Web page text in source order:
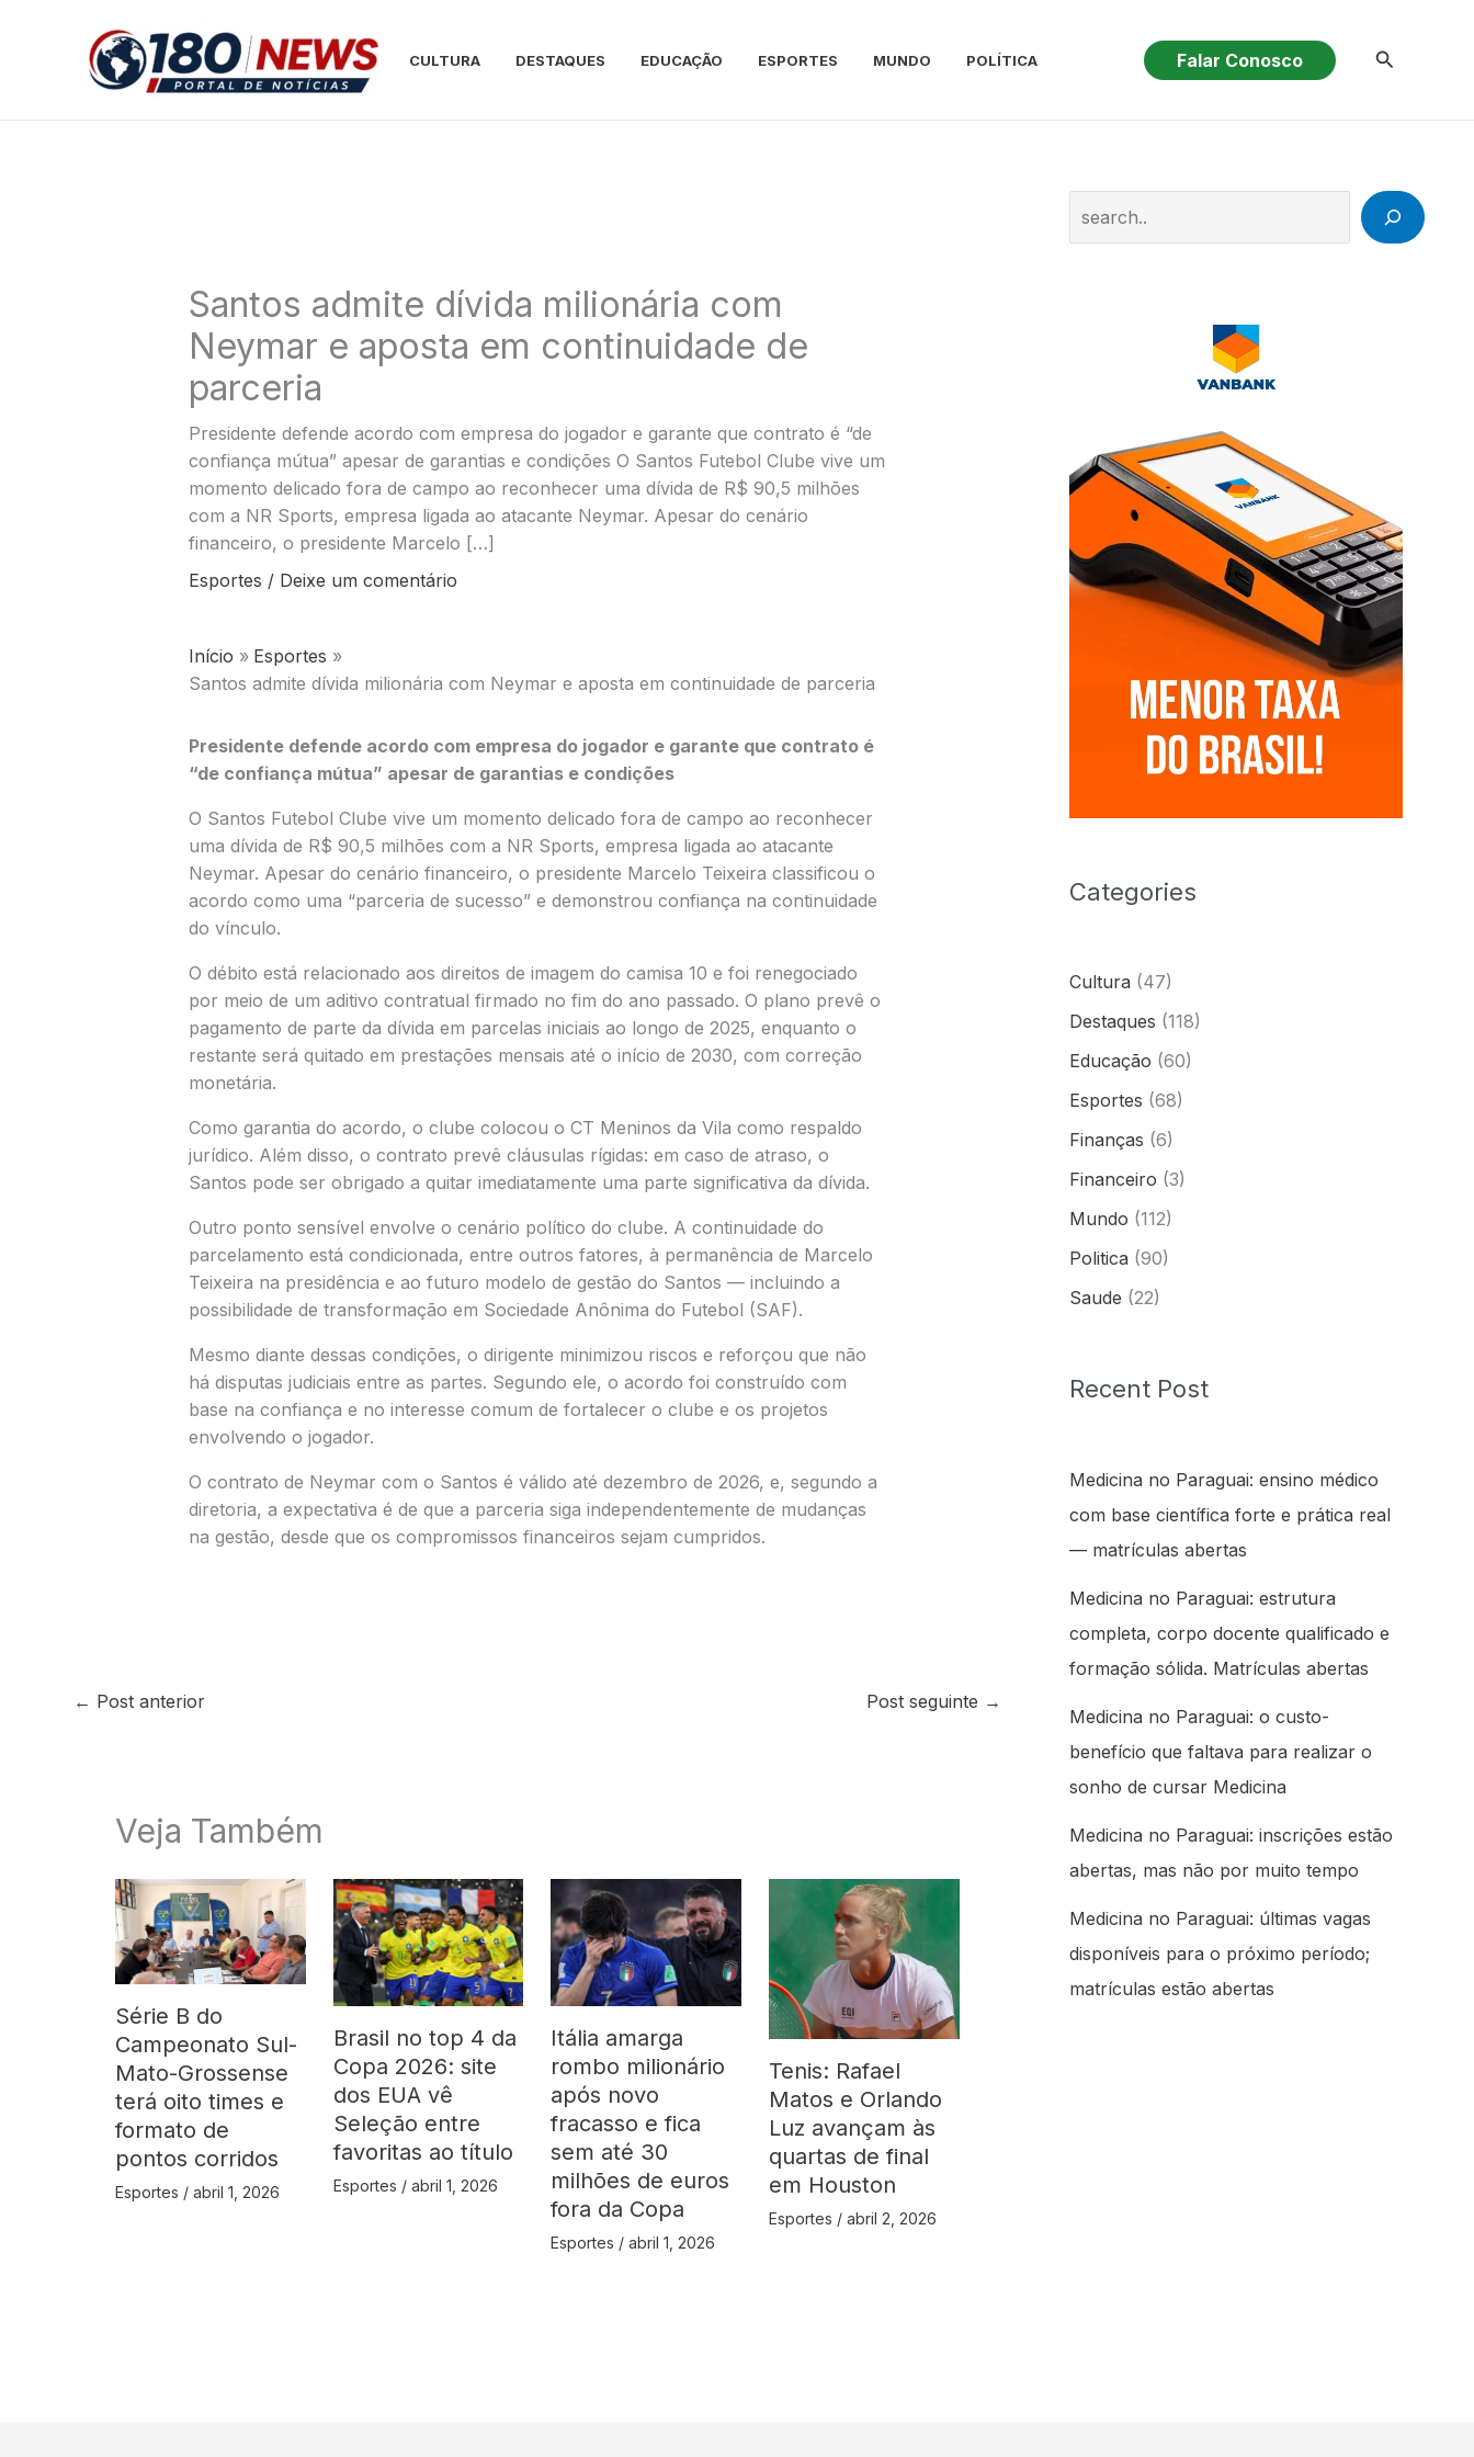
CULTURA DESTAQUES EDUCAÇÃO ESPORTES MUNDO POLÍTICA Falar Conosco Pesquisar
Santos admite dívida milionária com
Neymar e aposta em continuidade de
parceria
Presidente defende acordo com empresa do jogador e garante que contrato é “de
confiança mútua” apesar de garantias e condições O Santos Futebol Clube vive um
momento delicado fora de campo ao reconhecer uma dívida de R$ 90,5 milhões
com a NR Sports, empresa ligada ao atacante Neymar. Apesar do cenário
financeiro, o presidente Marcelo […]
Esportes / Deixe um comentário
Início
Esportes
Santos admite dívida milionária com Neymar e aposta em continuidade de parceria
Presidente defende acordo com empresa do jogador e garante que contrato é
“de confiança mútua” apesar de garantias e condições
O Santos Futebol Clube vive um momento delicado fora de campo ao reconhecer
uma dívida de R$ 90,5 milhões com a NR Sports, empresa ligada ao atacante
Neymar. Apesar do cenário financeiro, o presidente Marcelo Teixeira classificou o
acordo como uma “parceria de sucesso” e demonstrou confiança na continuidade
do vínculo.
O débito está relacionado aos direitos de imagem do camisa 10 e foi renegociado
por meio de um aditivo contratual firmado no fim do ano passado. O plano prevê o
pagamento de parte da dívida em parcelas iniciais ao longo de 2025, enquanto o
restante será quitado em prestações mensais até o início de 2030, com correção
monetária.
Como garantia do acordo, o clube colocou o CT Meninos da Vila como respaldo
jurídico. Além disso, o contrato prevê cláusulas rígidas: em caso de atraso, o
Santos pode ser obrigado a quitar imediatamente uma parte significativa da dívida.
Outro ponto sensível envolve o cenário político do clube. A continuidade do
parcelamento está condicionada, entre outros fatores, à permanência de Marcelo
Teixeira na presidência e ao futuro modelo de gestão do Santos — incluindo a
possibilidade de transformação em Sociedade Anônima do Futebol (SAF).
Mesmo diante dessas condições, o dirigente minimizou riscos e reforçou que não
há disputas judiciais entre as partes. Segundo ele, o acordo foi construído com
base na confiança e no interesse comum de fortalecer o clube e os projetos
envolvendo o jogador.
O contrato de Neymar com o Santos é válido até dezembro de 2026, e, segundo a
diretoria, a expectativa é de que a parceria siga independentemente de mudanças
na gestão, desde que os compromissos financeiros sejam cumpridos.
← Post anterior Post seguinte →
Veja Também
Série B do
Campeonato Sul-
Mato-Grossense
terá oito times e
formato de
pontos corridos
Esportes / abril 1, 2026
Brasil no top 4 da
Copa 2026: site
dos EUA vê
Seleção entre
favoritas ao título
Esportes / abril 1, 2026
Itália amarga
rombo milionário
após novo
fracasso e fica
sem até 30
milhões de euros
fora da Copa
Esportes /abril 1, 2026
Tenis: Rafael
Matos e Orlando
Luz avançam às
quartas de final
em Houston
Esportes /abril 2, 2026
Categories
Cultura (47)
Destaques (118)
Educação (60)
Esportes (68)
Finanças (6)
Financeiro (3)
Mundo (112)
Politica (90)
Saude (22)
Recent Post
Medicina no Paraguai: ensino médico
com base científica forte e prática real
— matrículas abertas
Medicina no Paraguai: estrutura
completa, corpo docente qualificado e
formação sólida. Matrículas abertas
Medicina no Paraguai: o custo-
benefício que faltava para realizar o
sonho de cursar Medicina
Medicina no Paraguai: inscrições estão
abertas, mas não por muito tempo
Medicina no Paraguai: últimas vagas
disponíveis para o próximo período;
matrículas estão abertas